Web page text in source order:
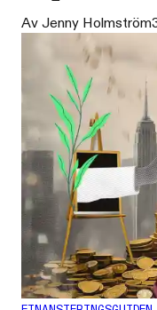
Av Jenny Holmström